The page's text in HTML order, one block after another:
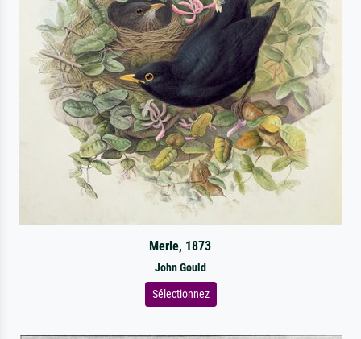
Merle, 1873
John Gould
Sélectionnez